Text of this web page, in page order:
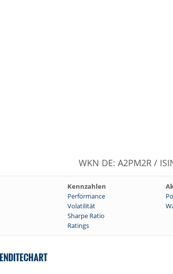
WKN DE: A2PM2R /
Kennzahlen
Performance
Volatilität
Sharpe Ratio
Ratings